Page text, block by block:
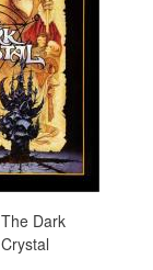
The Dark
Crystal